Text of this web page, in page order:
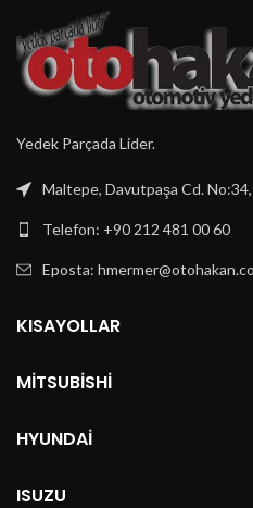
Yedek Parçada Lider.
Maltepe, Davutpaşa Cd.
Telefon: +90 212 481 00 60
Eposta:
KISAYOLLAR
MITSUBISHI
HYUNDAI
ISUZU